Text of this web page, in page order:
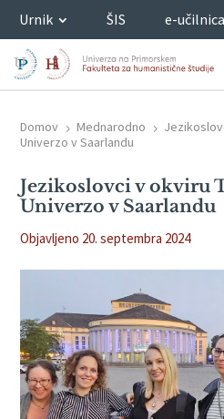
Urnik ŠIS e-učilnica
Domov 5 Mednarodno 5
Univerzo v Saarlandu
Jezikoslovci v okviru
Univerzo v Saarlandu
Objavljeno 20. septembra 2024